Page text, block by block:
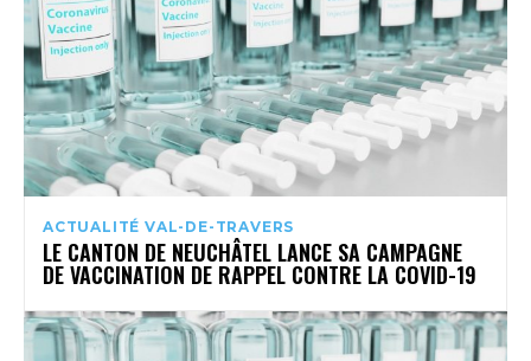
ACTUALITÉ VAL-DE-TRAVERS
LE CANTON DE NEUCHÂTEL LANCE SA CAMPAGNE
DE VACCINATION DE RAPPEL CONTRE LA COVID-19